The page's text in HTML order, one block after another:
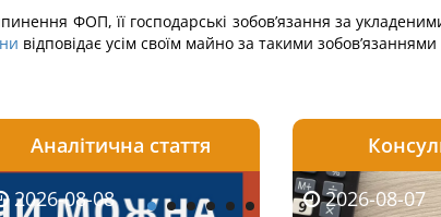
ФОП, її господарські зобов’язання за
відповідає усім своїм майно за такими
08-06 2026-08-06
Аналітична стаття
2026-08-08 2026-08-07
2026-08-05 2026-08-07
2026-07-